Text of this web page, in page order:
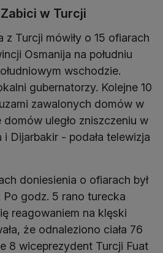
w Turcji
z Turcji mówiły o 15 ofiarach
Osmanija na południu
wschodzie.
gubernatorzy. Kolejne 10
zawalonych domów w
uległo zniszczeniu w
Dijarbakir - podała telewizja
doniesienia o ofiarach był
Po godz. 5 rano turecka
reagowaniem na klęski
że odnaleziono ciała 76
8 wiceprezydent Turcji Fuat